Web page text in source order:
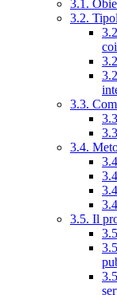
3.1.
3.2.
3.3.
3.4.
3.5. Il